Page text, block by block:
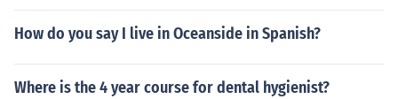
How do you say I live in Oceanside in Spanish?
Where is the 4 year course for dental hygienist?